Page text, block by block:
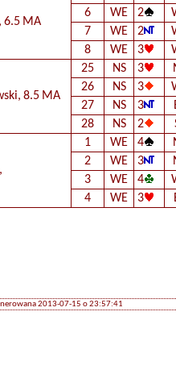
6.5 MA
6
WE 2
7
WE 2
8
WE 3
8.5 MA
25 NS 3
26
NS 3
27
NS 3
28
NS 2
1 WE 4
2
WE 3
3
WE 4
4
WE 3
2013-07-15 o 23:57:41